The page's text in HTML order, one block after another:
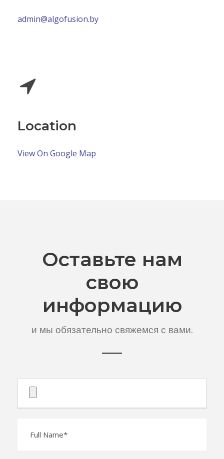
admin@algofusion.by
Location
View On Google Map
Оставьте нам
свою
информацию
и мы обязательно свяжемся с вами.